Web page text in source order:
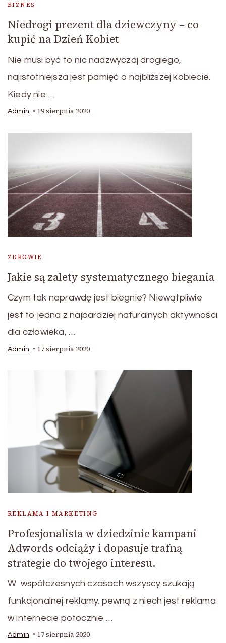
BIZNES
Niedrogi prezent dla dziewczyny – co
kupić na Dzień Kobiet
Nie musi być to nic nadzwyczaj drogiego,
najistotniejsza jest pamięć o najbliższej kobiecie.
Kiedy nie …
Admin 19 sierpnia 2020
ZDROWIE
Jakie są zalety systematycznego biegania
Czym tak naprawdę jest biegnie? Niewątpliwie
jest to jedna z najbardziej naturalnych aktywności
dla człowieka, …
Admin 17 sierpnia 2020
REKLAMA I MARKETING
Profesjonalista w dziedzinie kampani
Adwords odciąży i dopasuje trafną
strategie do twojego interesu.
W współczesnych czasach wszyscy szukają
funkcjonalnej reklamy. pewną z niech jest reklama
w internecie potocznie …
Admin 17 sierpnia 2020